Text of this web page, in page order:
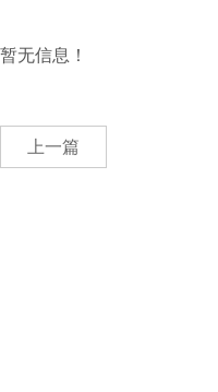
暂无信息！
上一篇